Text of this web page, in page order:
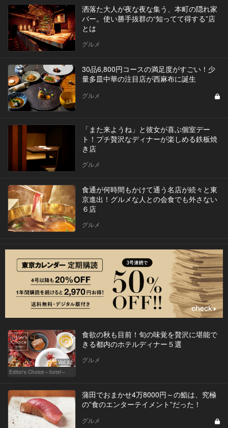
洒落た大人が夜な夜な集う、本町の隠れ家
バー。使い勝手抜群の“知ってて得する”店
とは
グルメ
30品6,800円コースの満足度がすごい！少
量多皿中華の注目店が西麻布に誕生
グルメ
「また来ようね」と彼女が喜ぶ個室デー
ト！プチ贅沢なディナーが楽しめる鉄板焼
き店
グルメ
食通が何時間もかけて通う名店が続々と東
京進出！グルメな人との会食でも外さない
６店
グルメ
Vol.32
Editor's Choice～hotel～
食欲の秋も目前！旬の味覚を贅沢に堪能で
きる都内のホテルディナー５選
グルメ
蒲田でおまかせ4万8000円～の鮨は、究極
の”食のエンターテイメント”だった！
グルメ